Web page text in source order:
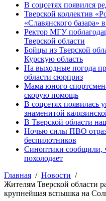
В соцсетях появился
Тверской коллектив
«Славянского базара»
Ректор МГУ
Тверской области
Бойцы из Тверской
Курскую область
На выходные погода
области сюрприз
Мама юного
скорую помощь
В соцсетях появилась
знаменитой
В Тверской области
Ночью силы ПВО
беспилотников
Синоптики сообщили,
похолодает
Главная
Новости
Жителям Тверской области
крупнейшая вспышка на